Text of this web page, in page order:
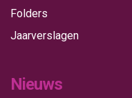
Folders
Jaarverslagen
Nieuws